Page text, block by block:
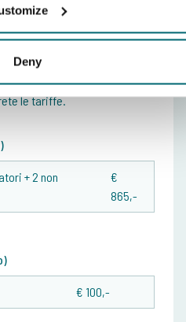
Deny
prenotare un'intera
le tariffe.
+ 2 non
€
865,-
€ 100,-